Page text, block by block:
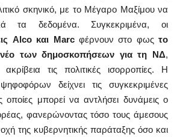
σκηνικό, με το Μέγαρο Μαξίμου να
τα δεδομένα. Συγκεκριμένα, οι
Alco και Marcφέρνουν στο φως το
των δημοσκοπήσεων για τη ΝΔ,
τις πολιτικές ισορροπίες. Η
δείχνει τις συγκεκριμένες
οποίες μπορεί να αντλήσει δυνάμεις ο
φανερώνοντας τόσο τους άμεσους
της κυβερνητικής παράταξης όσο και